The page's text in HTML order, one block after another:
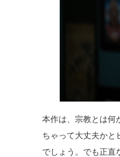
本作は、宗教とは何
ちゃって大丈夫かと
でしょう。でも正直